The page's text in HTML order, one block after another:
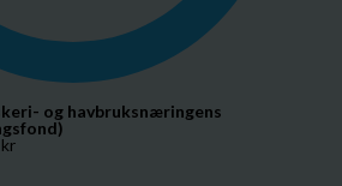
og havbruksnæringens